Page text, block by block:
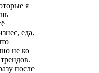
я
еда,
не ко
после